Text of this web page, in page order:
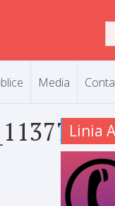
Media
Linia